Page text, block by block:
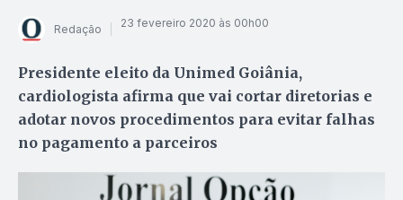
Redação 23 fevereiro 2020 às 00h00
Presidente eleito da Unimed Goiânia,
cardiologista afirma que vai cortar diretorias e
adotar novos procedimentos para evitar falhas
no pagamento a parceiros